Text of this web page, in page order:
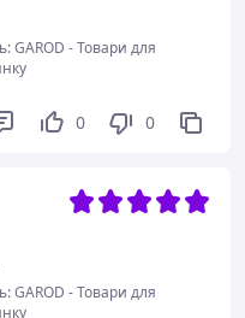
GAROD - Товари для
0 0
GAROD - Товари для